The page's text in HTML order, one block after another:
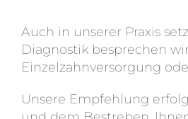
Auch in unserer Praxis
Diagnostik besprechen
Einzelzahnversorgung
Unsere Empfehlung